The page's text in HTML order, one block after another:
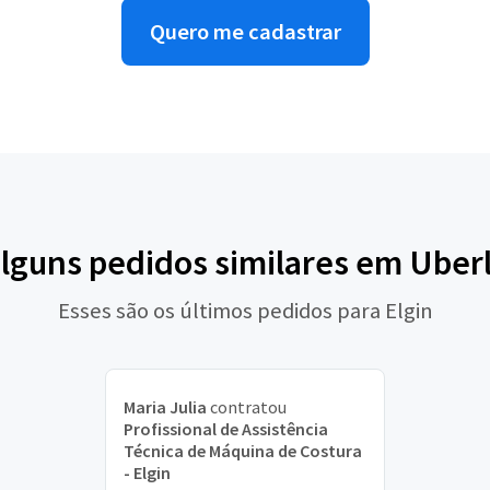
Quero me cadastrar
pedidos similares em
Esses são os últimos pedidos para Elgin
Maria Julia contratou
Profissional de Assistência
Técnica de Máquina de Costura
- Elgin